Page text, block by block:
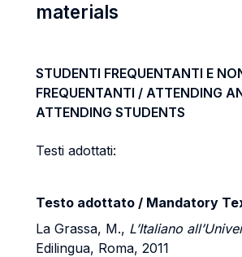
materials
STUDENTI FREQUENTANTI E
FREQUENTANTI / ATTENDING
ATTENDING STUDENTS
Testi adottati:
Testo adottato / Mandatory
La Grassa, M., L’Italiano
Edilingua, Roma, 2011